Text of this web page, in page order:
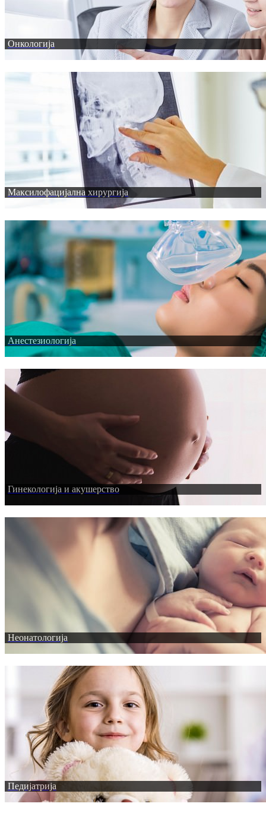
Онкологија
Максилофацијална хирургија
Анестезиологија
Гинекологија и акушерство
Неонатологија
Педијатрија